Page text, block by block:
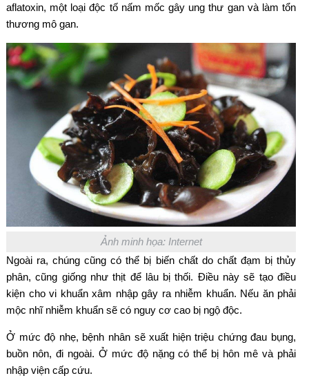
aflatoxin, một loại độc tố nấm mốc gây ung thư gan và làm tổn
thương mô gan.
Ảnh minh họa: Internet
Ngoài ra, chúng cũng có thể bị biến chất do chất đạm bị thủy
phân, cũng giống như thịt để lâu bị thối. Điều này sẽ tạo điều
kiện cho vi khuẩn xâm nhập gây ra nhiễm khuẩn. Nếu ăn phải
mộc nhĩ nhiễm khuẩn sẽ có nguy cơ cao bị ngộ độc.
Ở mức độ nhẹ, bệnh nhân sẽ xuất hiện triệu chứng đau bụng,
buồn nôn, đi ngoài. Ở mức độ nặng có thể bị hôn mê và phải
nhập viện cấp cứu.